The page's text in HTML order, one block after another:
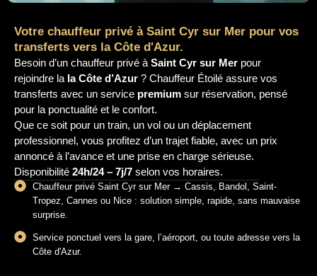
Votre chauffeur privé à Saint Cyr sur Mer pour vos
transferts vers la Côte d'Azur.
Besoin d’un chauffeur privé à Saint Cyr sur Mer pour
rejoindre la la Côte d’Azur ? Chauffeur Étoilé assure vos
transferts avec un service premium sur réservation, pensé
pour la ponctualité et le confort.
Que ce soit pour un train, un vol ou un déplacement
professionnel, vous profitez d’un trajet fiable, avec un prix
annoncé à l’avance et une prise en charge sérieuse.
Disponibilité 24h/24 – 7j/7 selon vos horaires.
Chauffeur privé Saint Cyr sur Mer → Cassis, Bandol, Saint-
Tropez, Cannes ou Nice : solution simple, rapide, sans mauvaise
surprise.
Service ponctuel vers la gare, l’aéroport, ou toute adresse vers la
Côte d'Azur.